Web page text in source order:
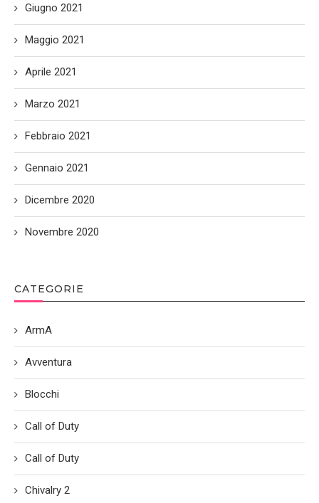
Giugno 2021
Maggio 2021
Aprile 2021
Marzo 2021
Febbraio 2021
Gennaio 2021
Dicembre 2020
Novembre 2020
CATEGORIE
ArmA
Avventura
Blocchi
Call of Duty
Call of Duty
Chivalry 2